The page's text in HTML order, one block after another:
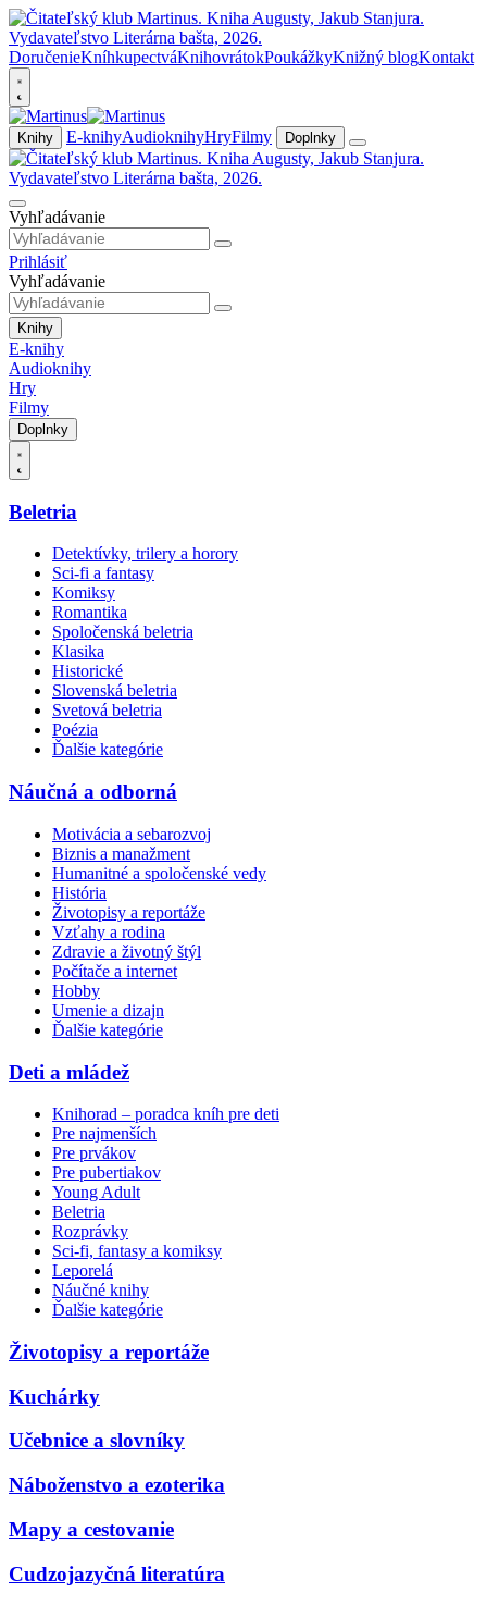
DoručenieKníhkupectváKnihovrátokPoukážkyKnižný blogKontakt
Knihy E-knihyAudioknihyHryFilmy Doplnky
Vyhľadávanie
Prihlásiť
Vyhľadávanie
Knihy
E-knihy
Audioknihy
Hry
Filmy
Doplnky
Beletria
Detektívky, trilery a horory
Sci-fi a fantasy
Komiksy
Romantika
Spoločenská beletria
Klasika
Historické
Slovenská beletria
Svetová beletria
Poézia
Ďalšie kategórie
Náučná a odborná
Motivácia a sebarozvoj
Biznis a manažment
Humanitné a spoločenské vedy
História
Životopisy a reportáže
Vzťahy a rodina
Zdravie a životný štýl
Počítače a internet
Hobby
Umenie a dizajn
Ďalšie kategórie
Deti a mládež
Knihorad – poradca kníh pre deti
Pre najmenších
Pre prvákov
Pre pubertiakov
Young Adult
Beletria
Rozprávky
Sci-fi, fantasy a komiksy
Leporelá
Náučné knihy
Ďalšie kategórie
Životopisy a reportáže
Kuchárky
Učebnice a slovníky
Náboženstvo a ezoterika
Mapy a cestovanie
Cudzojazyčná literatúra